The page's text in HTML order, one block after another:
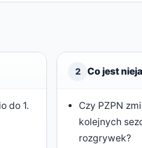
do 1.
2 Co jest
Czy PZPN
kolejnych
rozgrywek?